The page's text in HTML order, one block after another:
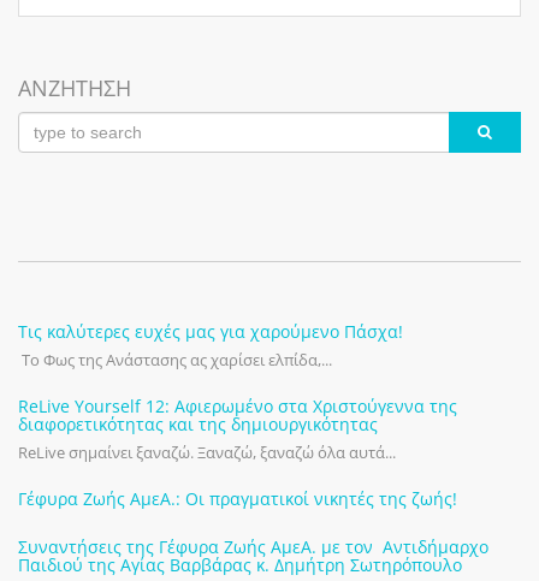
ΑΝΖΗΤΗΣΗ
Τις καλύτερες ευχές μας για χαρούμενο Πάσχα!
Το Φως της Ανάστασης ας χαρίσει ελπίδα,...
ReLive Yourself 12: Αφιερωμένο στα Χριστούγεννα της
διαφορετικότητας και της δημιουργικότητας
ReLive σημαίνει ξαναζώ. Ξαναζώ, ξαναζώ όλα αυτά...
Γέφυρα Ζωής ΑμεΑ.: Οι πραγματικοί νικητές της ζωής!
Συναντήσεις της Γέφυρα Ζωής ΑμεΑ. με τον Αντιδήμαρχο
Παιδιού της Αγίας Βαρβάρας κ. Δημήτρη Σωτηρόπουλο